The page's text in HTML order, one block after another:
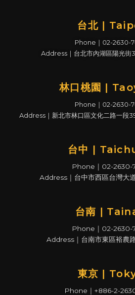
台北 |
Phone｜02-2630-
Address｜台北市內湖區陽光街
林口桃園 |
Phone｜02-2630-
Address｜新北市林口區文化二路一段
台中 |
Phone｜02-2630-
Address｜台中市西區台灣大
台南 |
Phone｜02-2630-
Address｜台南市東區裕農
東京 |
Phone｜+886-2-